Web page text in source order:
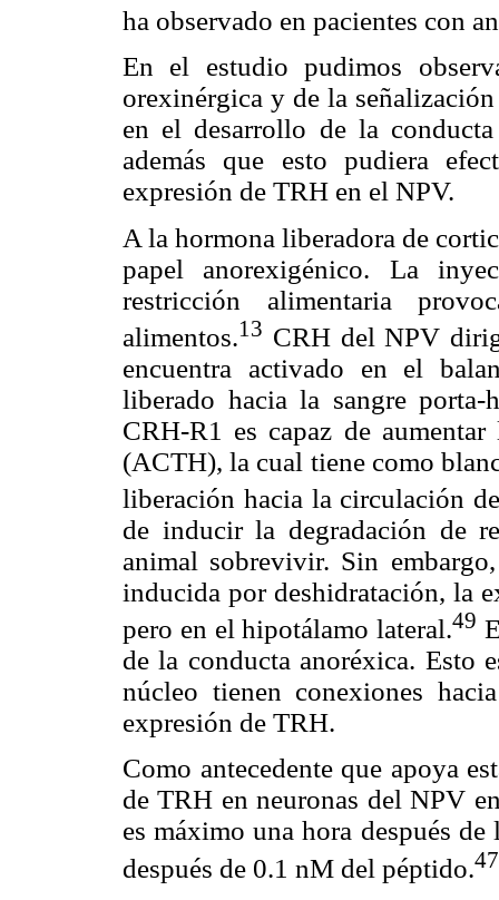
ha observado en pacientes con
En el estudio pudimos
orexinérgica y de la
en el desarrollo de la
además que esto pudiera
expresión de TRH en el NPV.
A la hormona liberadora de
papel anorexigénico. La
restricción alimentaria
alimentos.13 CRH del NPV
encuentra activado en el
liberado hacia la sangre
CRH-R1 es capaz de
(ACTH), la cual tiene como
liberación hacia la circulación
de inducir la degradación de
animal sobrevivir. Sin
inducida por deshidratación, la
pero en el hipotálamo lateral.49
de la conducta anoréxica. Esto
núcleo tienen conexiones
expresión de TRH.
Como antecedente que apoya
de TRH en neuronas del NPV
es máximo una hora después
después de 0.1 nM del péptido.47